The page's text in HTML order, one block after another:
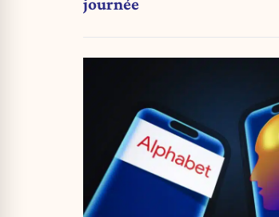
journée